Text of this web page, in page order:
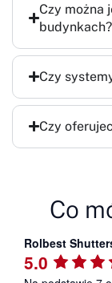
Czy można
budynkach?
Czy
Czy
Co
Rolbest
5.0